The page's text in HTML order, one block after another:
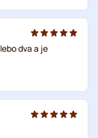
dva a je